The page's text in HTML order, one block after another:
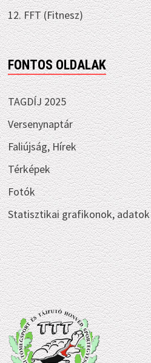
12. FFT (Fitnesz)
FONTOS OLDALAK
TAGDÍJ 2025
Versenynaptár
Faliújság, Hírek
Térképek
Fotók
Statisztikai grafikonok, adatok